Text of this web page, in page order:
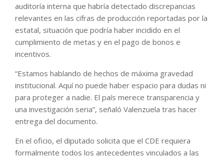
auditoría interna que habría detectado discrepancias
relevantes en las cifras de producción reportadas por la
estatal, situación que podría haber incidido en el
cumplimiento de metas y en el pago de bonos e
incentivos.
“Estamos hablando de hechos de máxima gravedad
institucional. Aquí no puede haber espacio para dudas ni
para proteger a nadie. El país merece transparencia y
una investigación seria”, señaló Valenzuela tras hacer
entrega del documento.
En el oficio, el diputado solicita que el CDE requiera
formalmente todos los antecedentes vinculados a las